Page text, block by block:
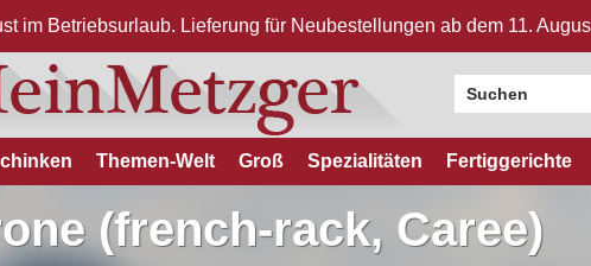
im Betriebsurlaub. Lieferung für Neubestellungen ab dem 11.
Themen-Welt Groß Spezialitäten Fertiggerichte
(french-rack, Caree)